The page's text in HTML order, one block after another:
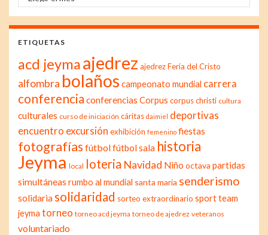
ETIQUETAS
acd jeymaajedrez ajedrez Feria del Cristo
alfombra bolaños campeonato mundial carrera
conferencia conferencias Corpus corpus christi cultura
culturales curso de iniciación cáritas daimiel deportivas
encuentro excursión exhibición femenino fiestas
fotografías fútbolfútbol sala historia
Jeyma local loteria Navidad Niño octava partidas
simultáneas rumbo al mundial santa maría senderismo
solidariasolidaridad sorteo extraordinario sport team
jeyma torneo torneo acd jeyma torneo de ajedrez veteranos
voluntariado